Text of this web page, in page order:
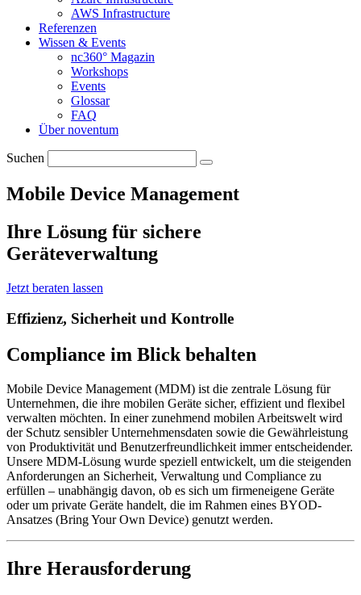
AWS Infrastructure
Referenzen
Wissen & Events
nc360° Magazin
Workshops
Events
Glossar
FAQ
Über noventum
Suchen
Mobile Device Management
Ihre Lösung für sichere
Geräteverwaltung
Jetzt beraten lassen
Effizienz, Sicherheit und Kontrolle
Compliance im Blick behalten
Mobile Device Management (MDM) ist die zentrale Lösung für
Unternehmen, die ihre mobilen Geräte sicher, effizient und flexibel
verwalten möchten. In einer zunehmend mobilen Arbeitswelt wird
der Schutz sensibler Unternehmensdaten sowie die Gewährleistung
von Produktivität und Benutzerfreundlichkeit immer entscheidender.
Unsere MDM-Lösung wurde speziell entwickelt, um die steigenden
Anforderungen an Sicherheit, Verwaltung und Compliance zu
erfüllen – unabhängig davon, ob es sich um firmeneigene Geräte
oder um private Geräte handelt, die im Rahmen eines BYOD-
Ansatzes (Bring Your Own Device) genutzt werden.
Ihre Herausforderung